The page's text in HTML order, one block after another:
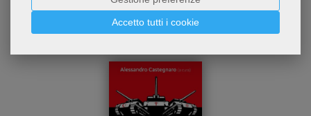
Accetto tutti i cookie